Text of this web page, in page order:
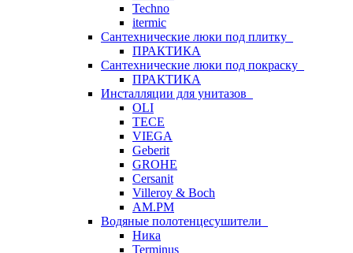
Techno
itermic
Сантехнические люки под плитку
ПРАКТИКА
Сантехнические люки под покраску
ПРАКТИКА
Инсталляции для унитазов
OLI
TECE
VIEGA
Geberit
GROHE
Cersanit
Villeroy & Boch
AM.PM
Водяные полотенцесушители
Ника
Terminus